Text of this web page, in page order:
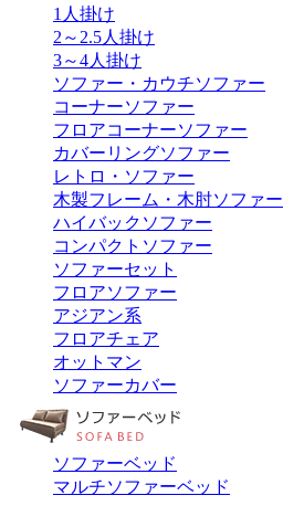
1人掛け
2～2.5人掛け
3～4人掛け
ソファー・カウチソファー
コーナーソファー
フロアコーナーソファー
カバーリングソファー
レトロ・ソファー
木製フレーム・木肘ソファー
ハイバックソファー
コンパクトソファー
ソファーセット
フロアソファー
アジアン系
フロアチェア
オットマン
ソファーカバー
ソファーベッド
マルチソファーベッド